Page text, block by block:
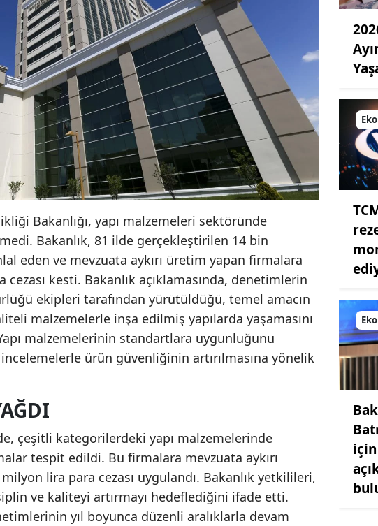
Bakanlığı, yapı malzemeleri sektöründe
Bakanlık, 81 ilde gerçekleştirilen 14 bin
eden ve mevzuata aykırı üretim yapan firmalara
kesti. Bakanlık açıklamasında, denetimlerin
ekipleri tarafından yürütüldüğü, temel amacın
malzemelerle inşa edilmiş yapılarda yaşamasını
malzemelerinin standartlara uygunluğunu
ürün güvenliğinin artırılmasına yönelik
çeşitli kategorilerdeki yapı malzemelerinde
tespit edildi. Bu firmalara mevzuata aykırı
lira para cezası uygulandı. Bakanlık yetkilileri,
ve kaliteyi artırmayı hedeflediğini ifade etti.
yıl boyunca düzenli aralıklarla devam